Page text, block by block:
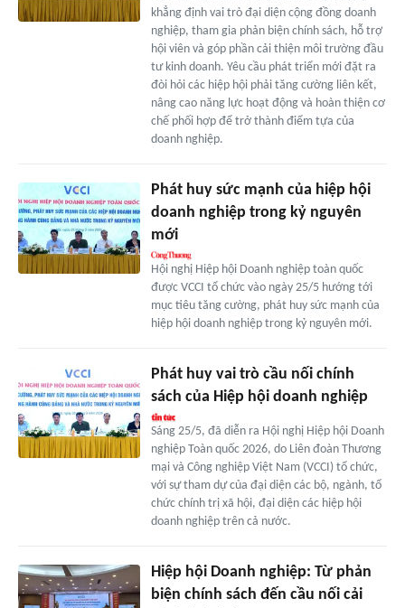
khẳng định vai trò đại diện cộng đồng doanh
nghiệp, tham gia phản biện chính sách, hỗ trợ
hội viên và góp phần cải thiện môi trường đầu
tư kinh doanh. Yêu cầu phát triển mới đặt ra
đòi hỏi các hiệp hội phải tăng cường liên kết,
nâng cao năng lực hoạt động và hoàn thiện cơ
chế phối hợp để trở thành điểm tựa của
doanh nghiệp.
Phát huy sức mạnh của hiệp hội
doanh nghiệp trong kỷ nguyên
mới
Hội nghị Hiệp hội Doanh nghiệp toàn quốc
được VCCI tổ chức vào ngày 25/5 hướng tới
mục tiêu tăng cường, phát huy sức mạnh của
hiệp hội doanh nghiệp trong kỷ nguyên mới.
Phát huy vai trò cầu nối chính
sách của Hiệp hội doanh nghiệp
Sáng 25/5, đã diễn ra Hội nghị Hiệp hội Doanh
nghiệp Toàn quốc 2026, do Liên đoàn Thương
mại và Công nghiệp Việt Nam (VCCI) tổ chức,
với sự tham dự của đại diện các bộ, ngành, tổ
chức chính trị xã hội, đại diện các hiệp hội
doanh nghiệp trên cả nước.
Hiệp hội Doanh nghiệp: Từ phản
biện chính sách đến cầu nối cải